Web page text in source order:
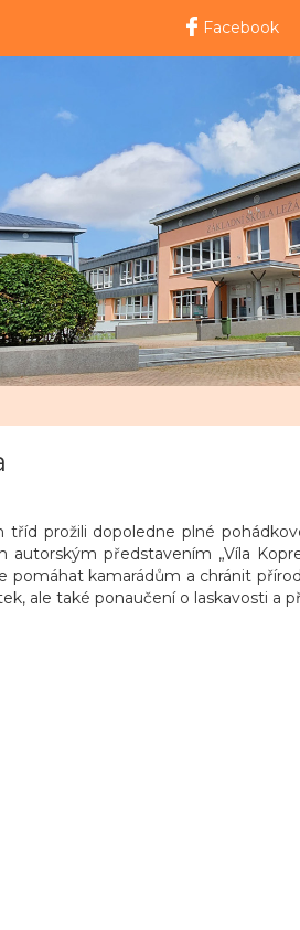
Facebook
prožili dopoledne plné
představením „Víla
pomáhat kamarádům a chránit
ale také ponaučení o laskavosti a